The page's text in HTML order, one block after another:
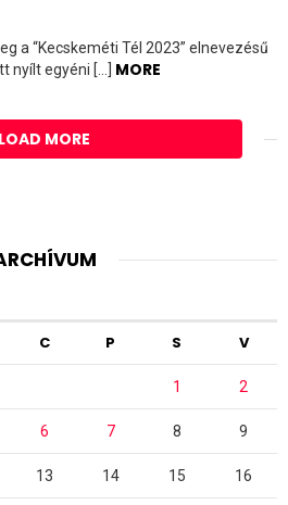
a “Kecskeméti Tél 2023” elnevezésű
nyílt egyéni […] MORE
LOAD MORE
C P S V
1 2
6 7 8 9
13 14 15 16